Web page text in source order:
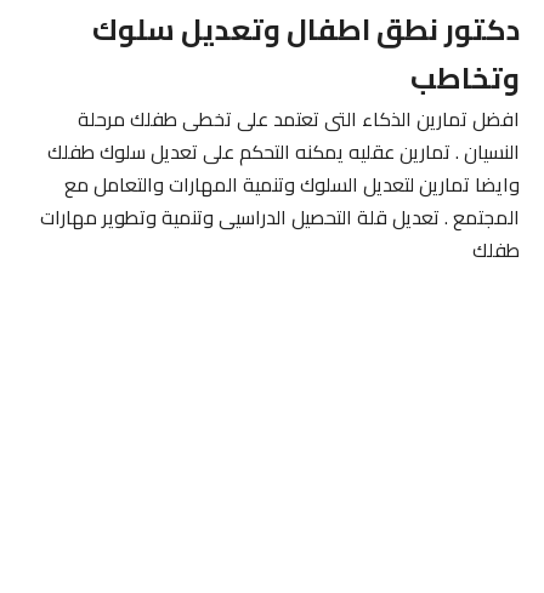
دكتور نطق اطفال وتعديل سلوك
وتخاطب
افضل تمارين الذكاء التى تعتمد على تخطى طفلك مرحلة
النسيان . تمارين عقليه يمكنه التحكم على تعديل سلوك طفلك
وايضا تمارين لتعديل السلوك وتنمية المهارات والتعامل مع
المجتمع . تعديل قلة التحصيل الدراسيى وتنمية وتطوير مهارات
طفلك